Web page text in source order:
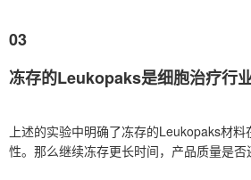
03
冻存的Leukopaks是细胞治疗行
上述的实验中明确了冻存的Leukopaks材
性。那么继续冻存更长时间，产品质量是否